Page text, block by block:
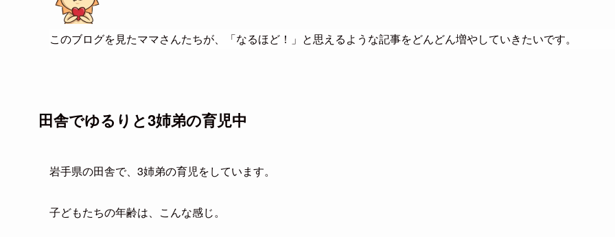
このブログを見たママさんたちが、「なるほど！」と思えるような記事をどんどん増やしていきたいです。
田舎でゆるりと3姉弟の育児中
岩手県の田舎で、3姉弟の育児をしています。
子どもたちの年齢は、こんな感じ。